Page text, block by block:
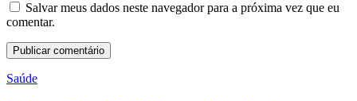
Salvar meus dados neste navegador para a próxima vez que eu
comentar.
Saúde